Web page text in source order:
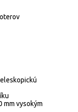
mm vysokým